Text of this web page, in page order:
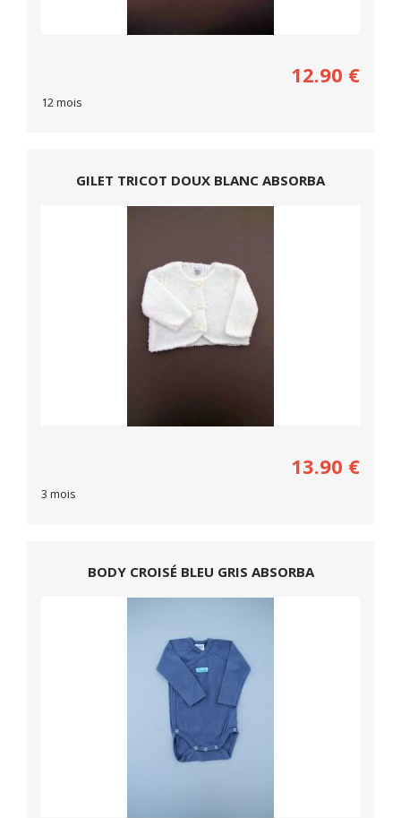
12.90 €
12 mois
GILET TRICOT DOUX BLANC ABSORBA
13.90 €
3 mois
BODY CROISÉ BLEU GRIS ABSORBA